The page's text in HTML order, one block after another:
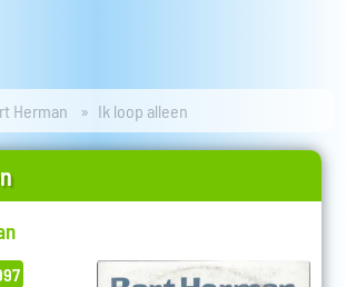
Herman Ik loop alleen